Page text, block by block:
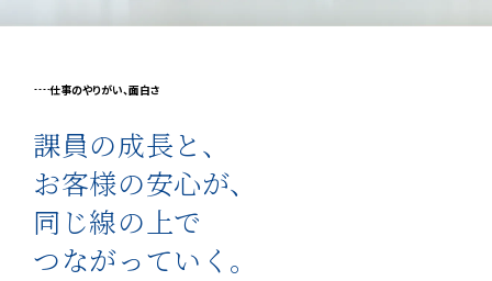
仕事のやりがい、面白さ
課員の成長と、
お客様の安心が、
同じ線の上で
つながっていく。